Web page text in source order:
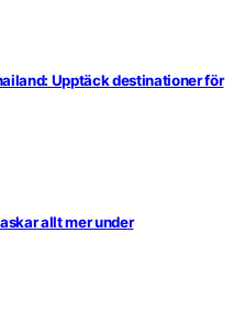
Upptäck destinationer för
allt mer under